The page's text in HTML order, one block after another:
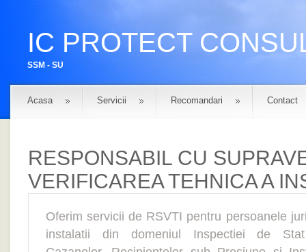
IC PROTECT
SSM - SU
Acasa Servicii Recomandari Contact
RESPONSABIL CU
VERIFICAREA TEHNICA A
Oferim servicii de RSVTI pentru persoanele
instalatii din domeniul Inspectiei de